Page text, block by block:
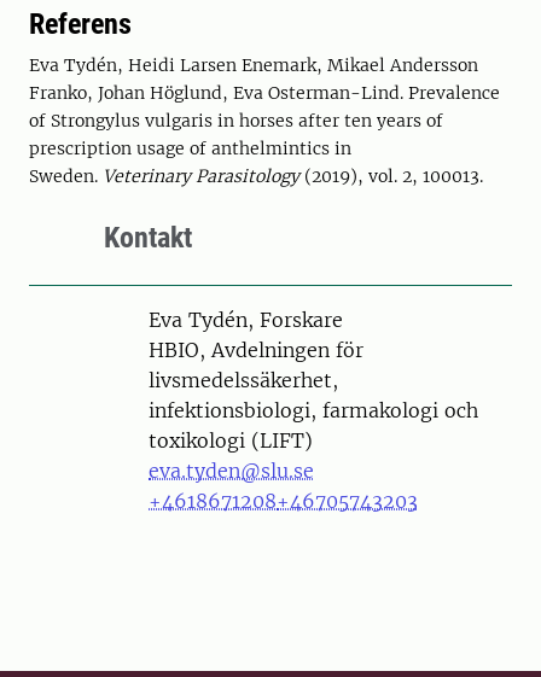
Referens
Eva Tydén, Heidi Larsen Enemark, Mikael Andersson
Franko, Johan Höglund, Eva Osterman-Lind. Prevalence
of Strongylus vulgaris in horses after ten years of
prescription usage of anthelmintics in
Sweden. Veterinary Parasitology(2019), vol. 2, 100013.
Kontakt
PersonEva Tydén, Forskare
HBIO, Avdelningen för
livsmedelssäkerhet,
infektionsbiologi, farmakologi och
toxikologi (LIFT)
eva.tyden@slu.se
+4618671208+46705743203